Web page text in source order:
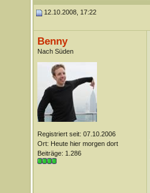
12.10.2008, 17:22
Benny
Nach Süden
Registriert seit: 07.10.2006
Ort: Heute hier morgen dort
Beiträge: 1.286